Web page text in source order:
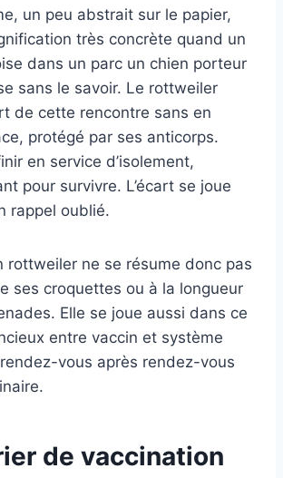
un peu abstrait sur le papier,
très concrète quand un
dans un parc un chien porteur
sans le savoir. Le rottweiler
de cette rencontre sans en
protégé par ses anticorps.
en service d’isolement,
pour survivre. L’écart se joue
rappel oublié.
rottweiler ne se résume donc pas
ses croquettes ou à la longueur
Elle se joue aussi dans ce
entre vaccin et système
vous après rendez-vous
de vaccination